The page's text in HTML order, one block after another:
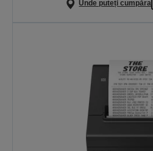
Unde puteți cumpăra